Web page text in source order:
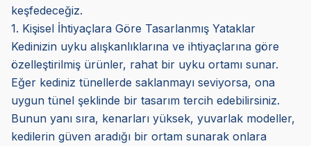
keşfedeceğiz.
1. Kişisel İhtiyaçlara Göre Tasarlanmış Yataklar
Kedinizin uyku alışkanlıklarına ve ihtiyaçlarına göre
özelleştirilmiş ürünler, rahat bir uyku ortamı sunar.
Eğer kediniz tünellerde saklanmayı seviyorsa, ona
uygun tünel şeklinde bir tasarım tercih edebilirsiniz.
Bunun yanı sıra, kenarları yüksek, yuvarlak modeller,
kedilerin güven aradığı bir ortam sunarak onlara